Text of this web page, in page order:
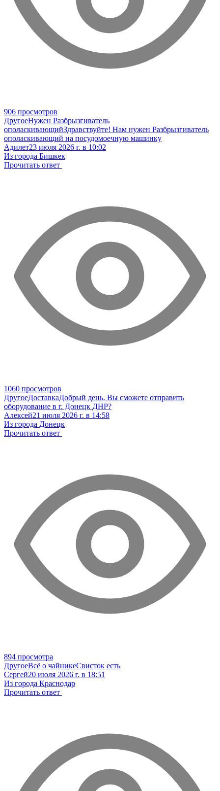
906 просмотров
ДругоеНужен Разбрызгиватель
ополаскивающийЗдравствуйте! Нам нужен Разбрызгиватель
ополаскивающий на посудомоечную машинку
Адилет23 июля 2026 г. в 10:02
Из города Бишкек
Прочитать ответ
1060 просмотров
ДругоеДоставкаДобрый день. Вы сможете отправить
оборудование в г. Донецк ДНР?
Алексей21 июля 2026 г. в 14:58
Из города Донецк
Прочитать ответ
894 просмотра
ДругоеВсё о чайникеСвисток есть
Сергей20 июля 2026 г. в 18:51
Из города Краснодар
Прочитать ответ